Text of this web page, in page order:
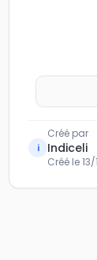
i
Créé par
Indiceli
Créé le